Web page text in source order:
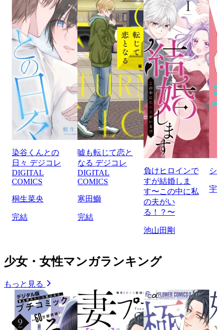
染谷くんとの
日々 デジコレ
DIGITAL
COMICS
桐生菜央
完結
嘘も転じて恋と
なる デジコレ
DIGITAL
COMICS
寒田鰤
完結
負けヒロインで
すが結婚しま
す〜この中に私
の夫がい
る！？〜
池山田剛
シ
宇
少女・女性マンガランキング
もっと見る